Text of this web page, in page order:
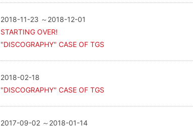
2018-11-23 ～2018-12-01
STARTING OVER!
"DISCOGRAPHY" CASE OF TGS
2018-02-18
"DISCOGRAPHY" CASE OF TGS
2017-09-02 ～2018-01-14